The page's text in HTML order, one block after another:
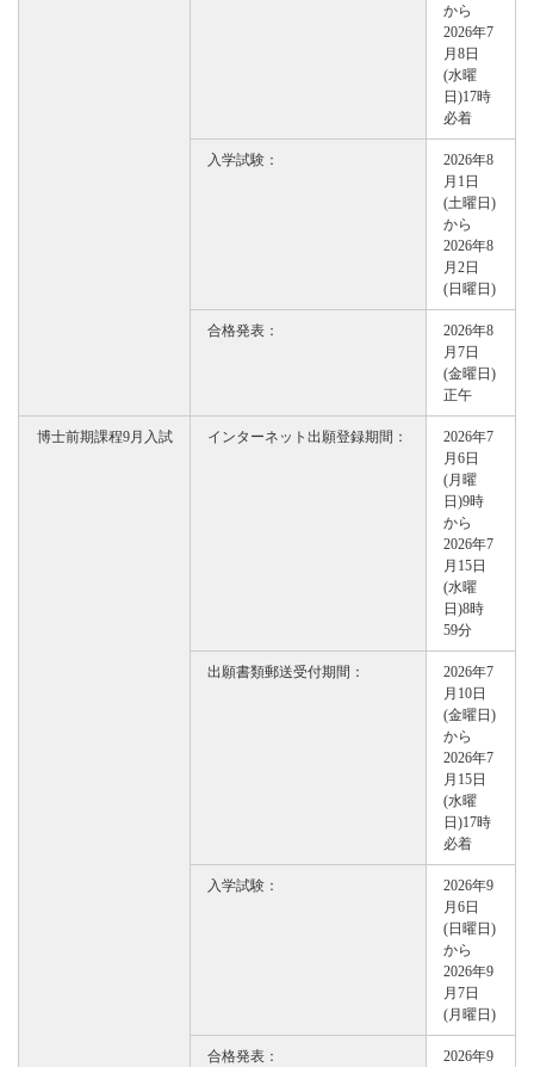
から
2026年7
月8日
(水曜
日)17時
必着
入学試験：
2026年8
月1日
(土曜日)
から
2026年8
月2日
(日曜日)
合格発表：
2026年8
月7日
(金曜日)
正午
博士前期課程9月入試 インターネット出願登録期間：
2026年7
月6日
(月曜
日)9時
から
2026年7
月15日
(水曜
日)8時
59分
出願書類郵送受付期間：
2026年7
月10日
(金曜日)
から
2026年7
月15日
(水曜
日)17時
必着
入学試験：
2026年9
月6日
(日曜日)
から
2026年9
月7日
(月曜日)
合格発表：
2026年9